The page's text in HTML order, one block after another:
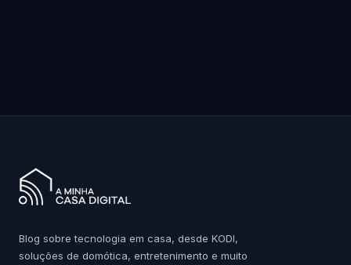
Blog sobre tecnologia em casa, desde KODI,
soluções de domótica, entretenimento e muito